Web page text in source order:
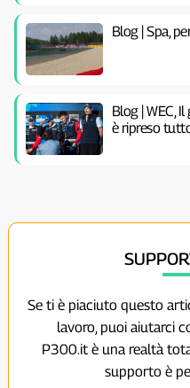
Blog | Spa,
Blog | WEC,
è ripreso
Se ti è piaciuto questo
lavoro, puoi aiutarci
P300.it è una realtà
supporto è